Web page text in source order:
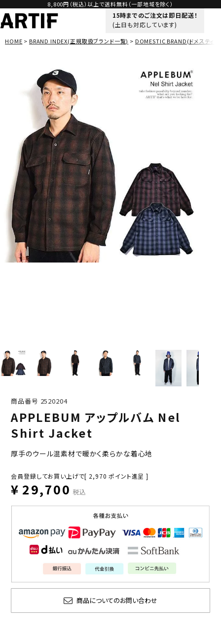
8,800円（税込）以上で送料無料（一部地域を除く）
15時までのご注文は即日配送！
(土日も対応しています)
HOME BRAND INDEX(正規取扱ブランド一覧) DOMESTIC BRAND(ドメスティッ
商品番号 2520204
APPLEBUM アップルバム Nel
Shirt Jacket
厚手のウール混素材で暖かく柔らかな着心地
会員登録してお買い上げで[ 2,970 ポイント進呈 ]
¥ 29,700 税込
商品についてのお問い合わせ